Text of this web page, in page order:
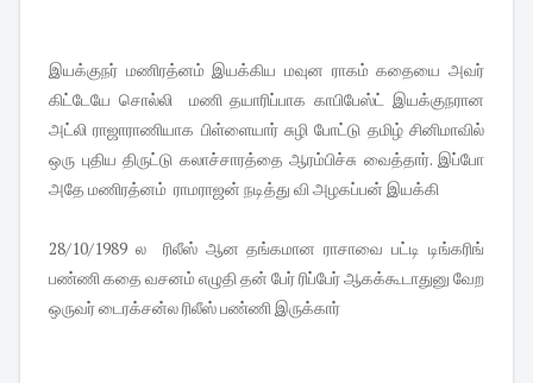
இயக்குநர் மணிரத்னம் இயக்கிய மவுன ராகம் கதையை அவர்
கிட்டேயே சொல்லி மணி தயாரிப்பாக காபிபேஸ்ட் இயக்குநரான
அட்லி ராஜாராணியாக பிள்ளையார் சுழி போட்டு தமிழ் சினிமாவில்
ஒரு புதிய திருட்டு கலாச்சாரத்தை ஆரம்பிச்சு வைத்தார். இப்போ
அதே மணிரத்னம் ராமராஜன் நடித்து வி அழகப்பன் இயக்கி
28/10/1989 ல ரிலீஸ் ஆன தங்கமான ராசாவை பட்டி டிங்கரிங்
பண்ணி கதை வசனம் எழுதி தன் பேர் ரிப்பேர் ஆகக்கூடாதுனு வேற
ஒருவர் டைரக்சன்ல ரிலீஸ் பண்ணி இருக்கார்